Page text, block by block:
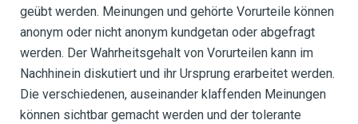
geübt werden. Meinungen und gehörte Vorurteile können
anonym oder nicht anonym kundgetan oder abgefragt
werden. Der Wahrheitsgehalt von Vorurteilen kann im
Nachhinein diskutiert und ihr Ursprung erarbeitet werden.
Die verschiedenen, auseinander klaffenden Meinungen
können sichtbar gemacht werden und der tolerante